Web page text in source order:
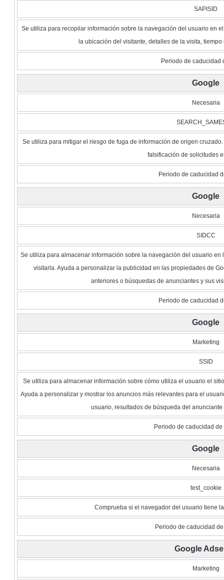
SAPISID
Se utiliza para recopilar información sobre la navegación del usuario en
la ubicación del visitante, detalles de la visita,
Periodo de caducidad
Google
Necesaria
Se utiliza para mitigar el riesgo de fuga de información de origen
falsificación de solicitudes
Periodo de caducidad
Google
Necesaria
SIDCC
Se utiliza para almacenar información sobre la navegación del usuario
visitarla. Ayuda a personalizar la publicidad en las propiedades de
anteriores o búsquedas de anunciantes y sus
Periodo de caducidad
Google
Marketing
SSID
Se utiliza para almacenar información sobre cómo utiliza el usuario el
Ayuda a personalizar y mostrar los anuncios más relevantes para el
usuario, resultados de búsqueda del
Periodo de caducidad
Google
Necesaria
test_cookie
Comprueba si el navegador del usuario tiene
Periodo de caducidad
Google
Marketing